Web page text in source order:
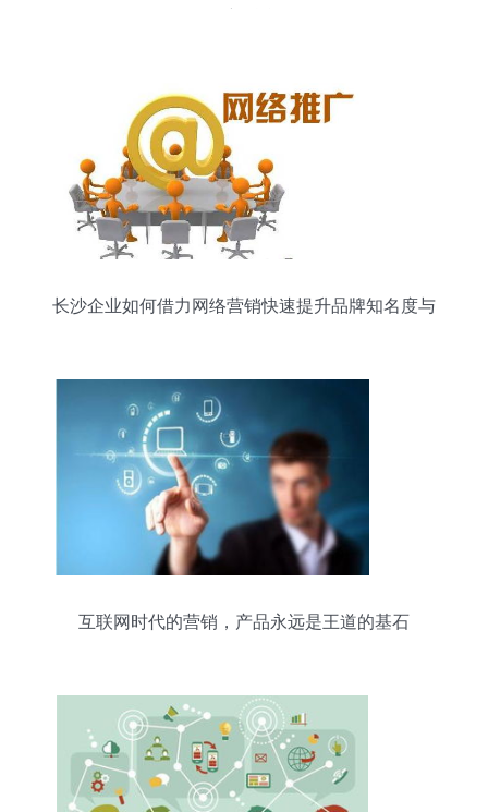
长沙企业如何借力网络营销快速提升品牌知名度与
互联网时代的营销，产品永远是王道的基石